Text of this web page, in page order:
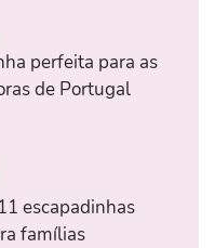
perfeita para as
de Portugal
escapadinhas
famílias